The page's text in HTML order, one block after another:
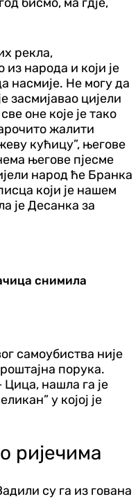
рекла,
народа и који је
насмије. Не могу да
засмијавао цијели
оне које је тако
жалити
кућицу”, његове
његове пјесме
народ ће Бранка
који је нашем
је Десанка за
снимила
самоубиства није
порука.
нашла га је
у којој је
ријечима
су га из гована